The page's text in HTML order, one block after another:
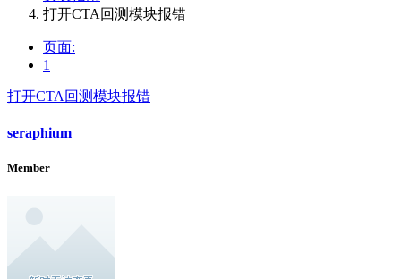
打开CTA回测模块报错
页面:
1
打开CTA回测模块报错
seraphium
Member